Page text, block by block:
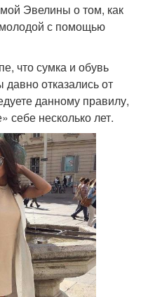
Эвелины о том, как
молодой с помощью
что сумка и обувь
отказались от
данному правилу,
себе несколько лет.